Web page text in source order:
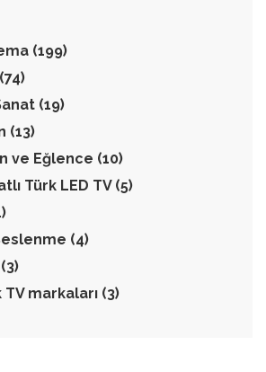
(199)
(74)
(19)
(13)
ve Eğlence (10)
Türk LED TV (5)
(4)
(3)
TV markaları (3)